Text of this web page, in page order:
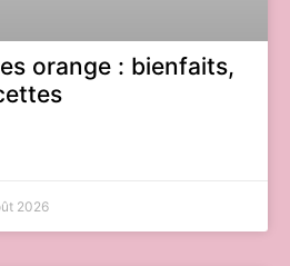
orange : bienfaits,
2026